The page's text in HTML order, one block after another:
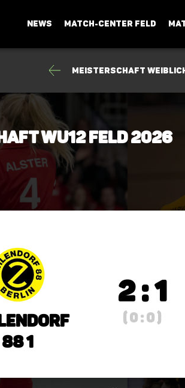
NEWS MATCH-CENTER FELD
Meisterschaft
wU12 Feld 2026
88 1
2 : 1
( 0 : 0 )